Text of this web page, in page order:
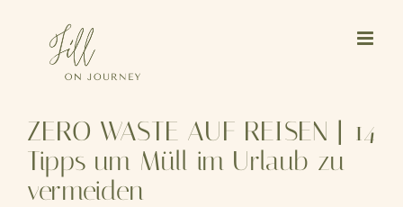
content
ZERO WASTE AUF REISEN | 14
Tipps um Müll im Urlaub zu
vermeiden